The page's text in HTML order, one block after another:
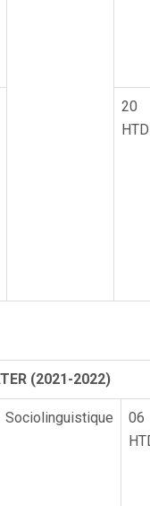
20
HTD
(2021-2022)
Sociolinguistique
06